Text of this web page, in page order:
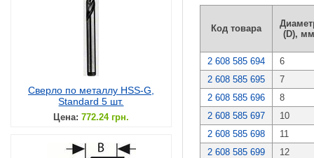
Сверло по металлу HSS-G,
Standard 5 шт.
Цена: 772.24 грн.
Код товара
(D), мм
2 608 585 694
6
2 608 585 695
7
2 608 585 696
8
2 608 585 697
10
2 608 585 698
11
2 608 585 699
12